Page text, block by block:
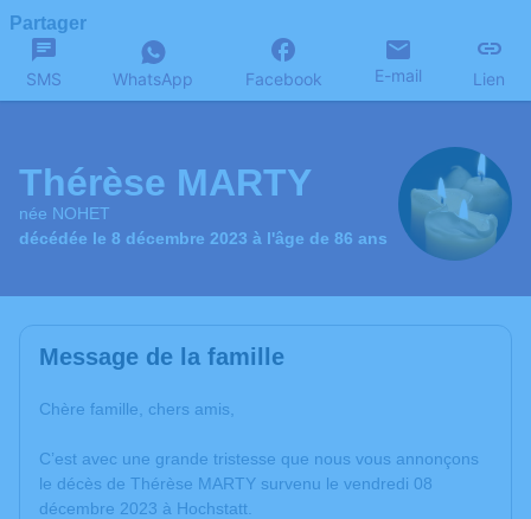
Partager
SMS WhatsApp Facebook E-mail Lien
Thérèse MARTY
née NOHET
décédée le 8 décembre 2023 à l'âge de 86 ans
Message de la famille
Chère famille, chers amis,
C’est avec une grande tristesse que nous vous annonçons
le décès de Thérèse MARTY survenu le vendredi 08
décembre 2023 à Hochstatt.